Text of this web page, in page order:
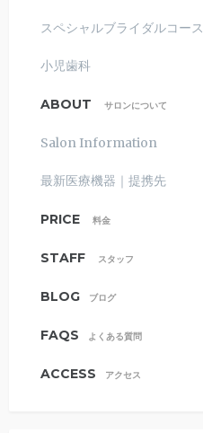
スペシャルブライダルコース
小児歯科
ABOUT サロンについて
Salon Information
最新医療機器｜提携先
PRICE 料金
STAFF スタッフ
BLOG ブログ
FAQS よくある質問
ACCESS アクセス